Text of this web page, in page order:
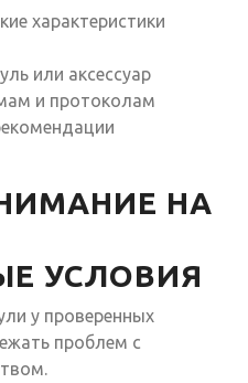
характеристики
или аксессуар
и протоколам
НА
УСЛОВИЯ
у проверенных
проблем с